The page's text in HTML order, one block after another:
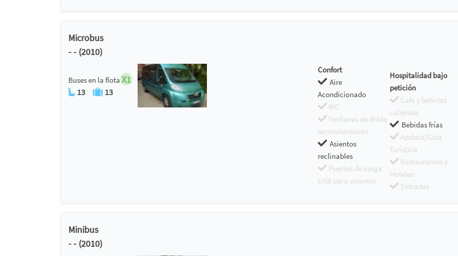
Microbus
- - (2010)
Buses en la flota X1
13 13
Confort
Aire
Acondicionado
WC
Ventanas de doble
acristalamiento
Asientos
reclinables
Puertos de carga
USB para asientos
Hospitalidad bajo
petición
Café y bebidas
calientes
Bebidas frías
Azafata/Guía
Turística
Restaurantes y
Hoteles
Entradas
Minibus
- - (2010)